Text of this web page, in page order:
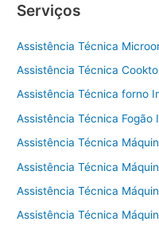
Serviços
Assistência Técnica
Assistência Técnica
Assistência Técnica forno
Assistência Técnica Fogão
Assistência Técnica
Assistência Técnica
Assistência Técnica
Assistência Técnica